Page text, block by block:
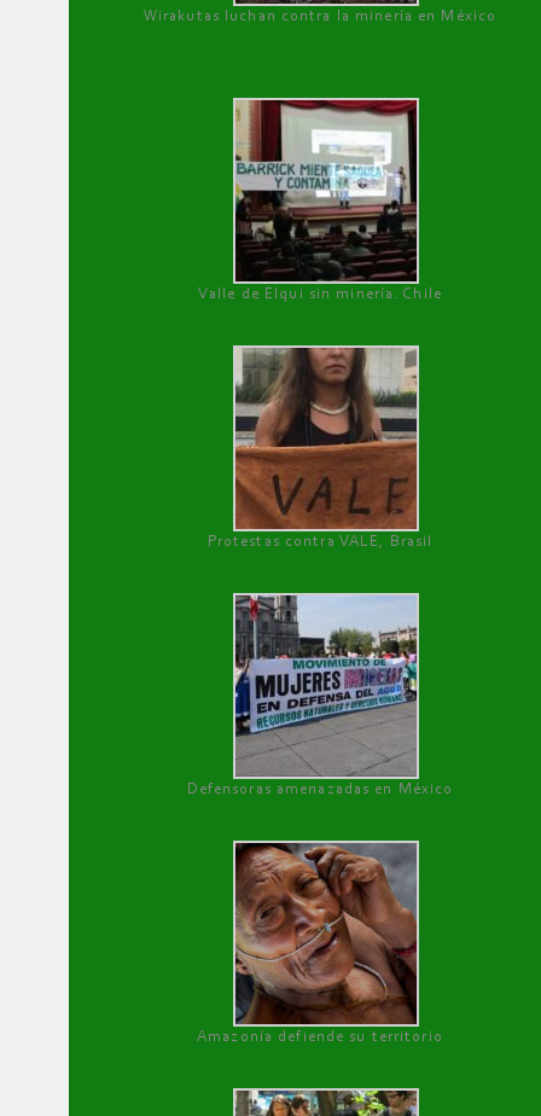
Wirakutas luchan contra la minería en México
Valle de Elqui sin minería. Chile
Protestas contra VALE, Brasil
Defensoras amenazadas en México
Amazonía defiende su territorio